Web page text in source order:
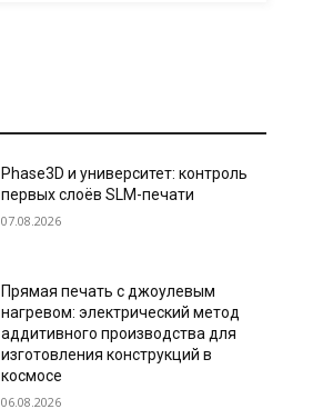
Phase3D и университет: контроль
первых слоёв SLM-печати
07.08.2026
Прямая печать с джоулевым
нагревом: электрический метод
аддитивного производства для
изготовления конструкций в
космосе
06.08.2026